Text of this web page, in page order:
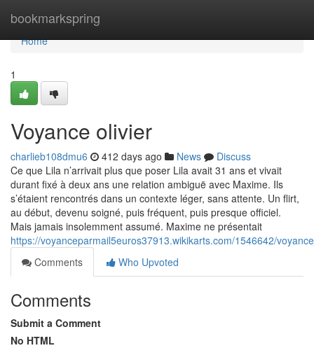
bookmarkspring
Home
Home
1
Voyance olivier
charlieb108dmu6 412 days ago News
Discuss
Ce que Lila n’arrivait plus que poser Lila avait 31 ans et vivait
durant fixé à deux ans une relation ambiguë avec Maxime. Ils
s’étaient rencontrés dans un contexte léger, sans attente. Un flirt,
au début, devenu soigné, puis fréquent, puis presque officiel.
Mais jamais insolemment assumé. Maxime ne présentait
https://voyanceparmail5euros37913.wikikarts.com/1546642/
Comments
Who Upvoted
Comments
Submit a Comment
No HTML